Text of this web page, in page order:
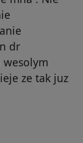
dr
ze tak juz
usunięte